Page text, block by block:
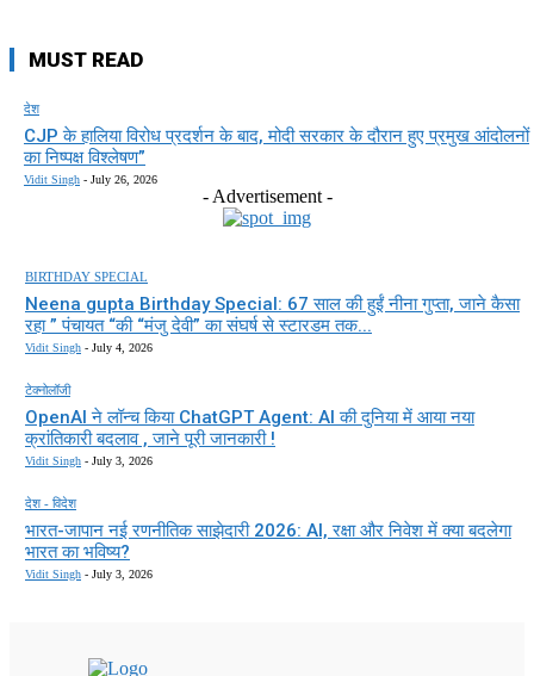
MUST READ
देश
CJP के हालिया विरोध प्रदर्शन के बाद, मोदी सरकार के दौरान हुए प्रमुख आंदोलनों
का निष्पक्ष विश्लेषण”
Vidit Singh - July 26, 2026
- Advertisement -
BIRTHDAY SPECIAL
Neena gupta Birthday Special: 67 साल की हुईं नीना गुप्ता, जाने कैसा
रहा ” पंचायत “की “मंजु देवी” का संघर्ष से स्टारडम तक...
Vidit Singh - July 4, 2026
टेक्नोलॉजी
OpenAI ने लॉन्च किया ChatGPT Agent: AI की दुनिया में आया नया
क्रांतिकारी बदलाव , जाने पूरी जानकारी !
Vidit Singh - July 3, 2026
देश - विदेश
भारत-जापान नई रणनीतिक साझेदारी 2026: AI, रक्षा और निवेश में क्या बदलेगा
भारत का भविष्य?
Vidit Singh - July 3, 2026